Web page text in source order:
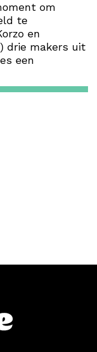
om
te
en
drie makers uit
een